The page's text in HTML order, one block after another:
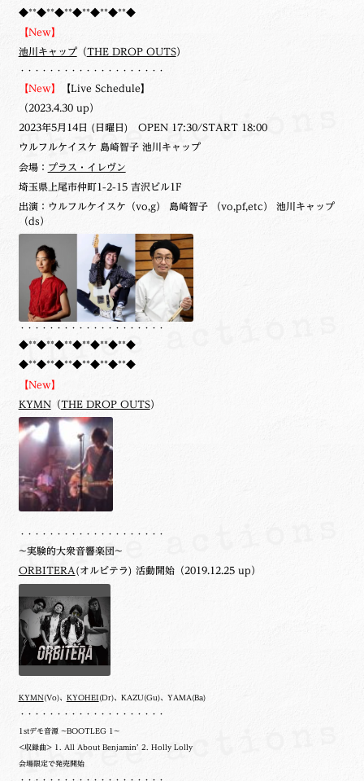
◆**◆**◆**◆**◆**◆**◆
【New】
池川キャップ（THE DROP OUTS）
・・・・・・・・・・・・・・・・・・・・
【New】 【Live Schedule】
（2023.4.30 up）
2023年5月14日 (日曜日) OPEN 17:30/START 18:00
ウルフルケイスケ 島崎智子 池川キャップ
会場： プラス・イレヴン
埼玉県上尾市仲町1-2-15 吉沢ビル1F
出演：ウルフルケイスケ（vo,g） 島崎智子 （vo,pf,etc） 池川キャップ
（ds）
・・・・・・・・・・・・・・・・・・・・
◆**◆**◆**◆**◆**◆**◆
◆**◆**◆**◆**◆**◆**◆
【New】
KYMN（THE DROP OUTS）
・・・・・・・・・・・・・・・・・・・・
~実験的大衆音響楽団~
ORBITERA (オルビテラ) 活動開始（2019.12.25 up）
KYMN(Vo)、 KYOHEI (Dr)、KAZU(Gu)、YAMA(Ba)
・・・・・・・・・・・・・・・・・・・・
1stデモ音源 ~BOOTLEG 1~
<収録曲> 1. All About Benjamin’ 2. Holly Lolly
会場限定で発売開始